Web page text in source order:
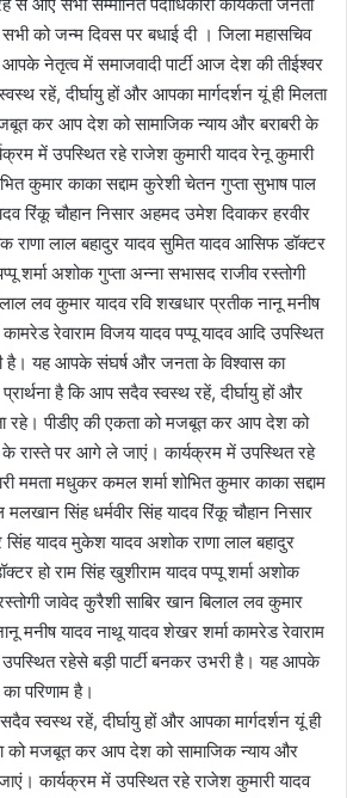
को जन्म दिवस पर बधाई दी । जिला महासचिव
नेतृत्व में समाजवादी पार्टी आज देश की तीईश्वर
रहें, दीर्घायु हों और आपका मार्गदर्शन यूं ही मिलता
कर आप देश को सामाजिक न्याय और बराबरी के
में उपस्थित रहे राजेश कुमारी यादव रेनू कुमारी
कुमार काका सद्दाम कुरेशी चेतन गुप्ता सुभाष पाल
रिंकू चौहान निसार अहमद उमेश दिवाकर हरवीर
राणा लाल बहादुर यादव सुमित यादव आसिफ डॉक्टर
शर्मा अशोक गुप्ता अन्ना सभासद राजीव रस्तोगी
लव कुमार यादव रवि शखधार प्रतीक नानू मनीष
रेवाराम विजय यादव पप्पू यादव आदि उपस्थित
है। यह आपके संघर्ष और जनता के विश्वास का
है कि आप सदैव स्वस्थ रहें, दीर्घायु हों और
रहे। पीडीए की एकता को मजबूत कर आप देश को
के रास्ते पर आगे ले जाएं। कार्यक्रम में उपस्थित रहे
ममता मधुकर कमल शर्मा शोभित कुमार काका सद्दाम
सिंह धर्मवीर सिंह यादव रिंकू चौहान निसार
यादव मुकेश यादव अशोक राणा लाल बहादुर
हो राम सिंह खुशीराम यादव पप्पू शर्मा अशोक
जावेद कुरैशी साबिर खान बिलाल लव कुमार
मनीष यादव नाथू यादव शेखर शर्मा कामरेड रेवाराम
उपस्थित रहेसे बड़ी पार्टी बनकर उभरी है। यह आपके
परिणाम है।
स्वस्थ रहें, दीर्घायु हों और आपका मार्गदर्शन यूं ही
को मजबूत कर आप देश को सामाजिक न्याय और
कार्यक्रम में उपस्थित रहे राजेश कुमारी यादव